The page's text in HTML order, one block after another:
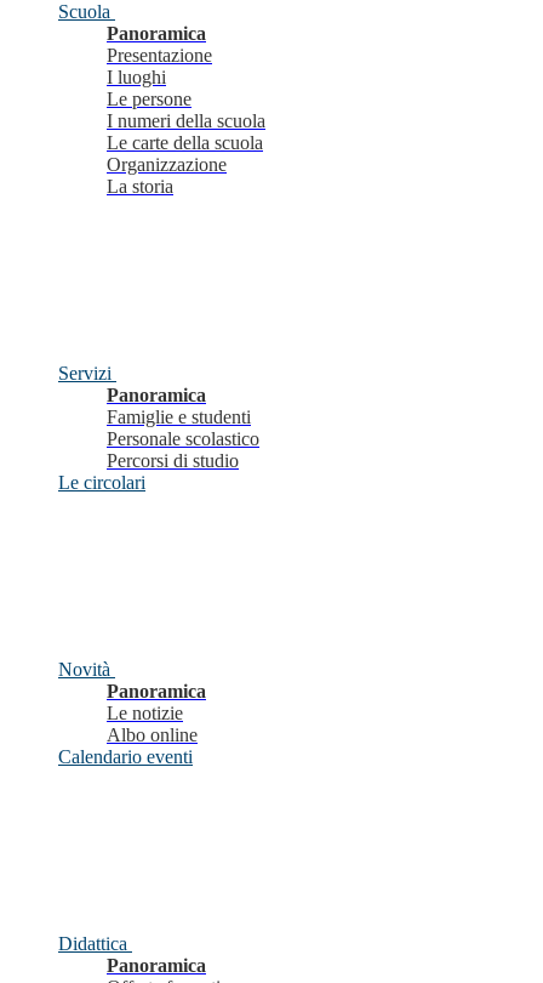
Scuola
Panoramica
Presentazione
I luoghi
Le persone
I numeri della scuola
Le carte della scuola
Organizzazione
La storia
Servizi
Panoramica
Famiglie e studenti
Personale scolastico
Percorsi di studio
Le circolari
Novità
Panoramica
Le notizie
Albo online
Calendario eventi
Didattica
Panoramica